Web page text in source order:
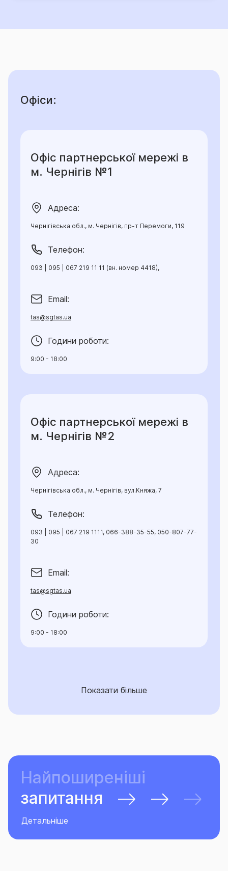
Офіси:
Офіс партнерської мережі в
м. Чернігів №1
Адреса:
Чернігівська обл., м. Чернігів, пр-т Перемоги, 119
Телефон:
093 | 095 | 067 219 11 11 (вн. номер 4418),
Email:
tas@sgtas.ua
Години роботи:
9:00 - 18:00
Офіс партнерської мережі в
м. Чернігів №2
Адреса:
Чернігівська обл., м. Чернігів, вул.Княжа, 7
Телефон:
093 | 095 | 067 219 1111, 066-388-35-55, 050-807-77-
30
Email:
tas@sgtas.ua
Години роботи:
9:00 - 18:00
Показати більше
Найпоширеніші
запитання
Детальніше